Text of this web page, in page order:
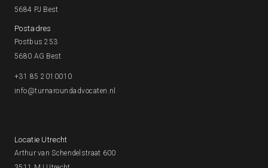
5684 PJ Best
Postadres
Postbus 253
5680 AG Best
+31 85 2010010
info@turnaroundadvocaten.nl
Locatie Utrecht
Arthur van Schendelstraat 600